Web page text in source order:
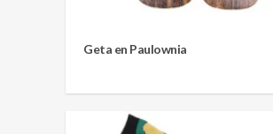
Geta en Paulownia